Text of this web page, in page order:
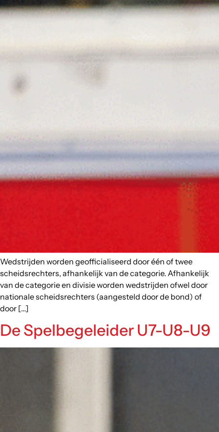
Wedstrijden worden geofficialiseerd door één of twee
scheidsrechters, afhankelijk van de categorie. Afhankelijk
van de categorie en divisie worden wedstrijden ofwel door
nationale scheidsrechters (aangesteld door de bond) of
door […]
De Spelbegeleider U7-U8-U9